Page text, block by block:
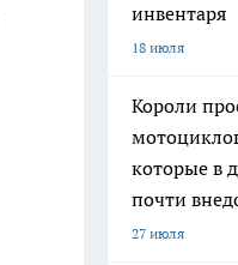
инвентаря
18 июля
Короли
которые в
почти
27 июля